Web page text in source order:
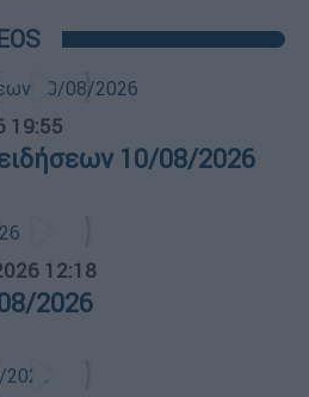
19:55
10/08/2026
12:18
2026